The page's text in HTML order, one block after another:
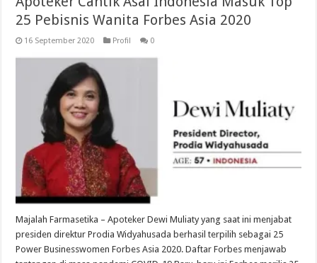
25 Pebisnis Wanita Forbes Asia 2020
16 September 2020 Profil 0
Majalah Farmasetika – Apoteker Dewi Muliaty yang saat ini menjabat
presiden direktur Prodia Widyahusada berhasil terpilih sebagai 25
Power Businesswomen Forbes Asia 2020. Daftar Forbes menjawab